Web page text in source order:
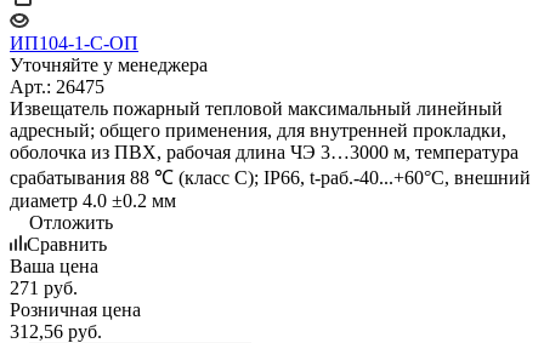
ИП104-1-С-ОП
Уточняйте у менеджера
Арт.: 26475
Извещатель пожарный тепловой максимальный линейный
адресный; общего применения, для внутренней прокладки,
оболочка из ПВХ, рабочая длина ЧЭ 3…3000 м, температура
срабатывания 88 ℃ (класс С); IP66, t-раб.-40...+60°C, внешний
диаметр 4.0 ±0.2 мм
Отложить
Сравнить
Ваша цена
271 руб.
Розничная цена
312,56 руб.